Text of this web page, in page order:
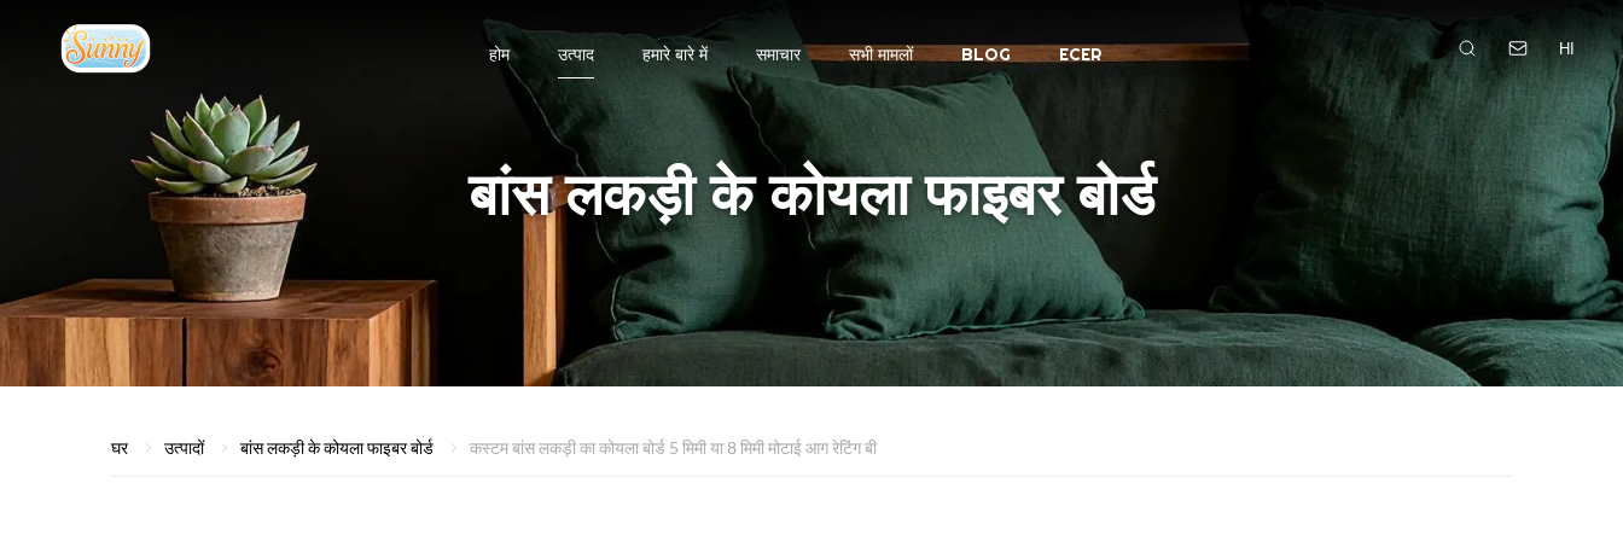
होम उत्पाद हमारे बारे में समाचार सभी मामलों BLOG ECER HI
बांस लकड़ी के कोयला फाइबर बोर्ड
घर उत्पादों बांस लकड़ी के कोयला फाइबर बोर्ड कस्टम बांस लकड़ी का कोयला बोर्ड 5 मिमी या 8 मिमी मोटाई आग रेटिंग बी